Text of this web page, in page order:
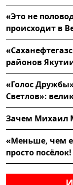
«Это не
происходит в
районов
«Голос
Светлов»:
Зачем Михаил
«Меньше, чем
просто